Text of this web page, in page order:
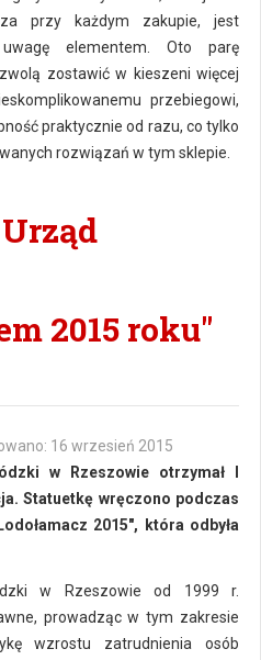
przy każdym zakupie, jest
uwagę elementem. Oto parę
zostawić w kieszeni więcej
przebiegowi,
praktycznie od razu, co tylko
rozwiązań w tym sklepie.
2015 roku"
16 wrzesień 2015
w Rzeszowie otrzymał I
Statuetkę wręczono podczas
2015", która odbyła
w Rzeszowie od 1999 r.
prowadząc w tym zakresie
wzrostu zatrudnienia osób